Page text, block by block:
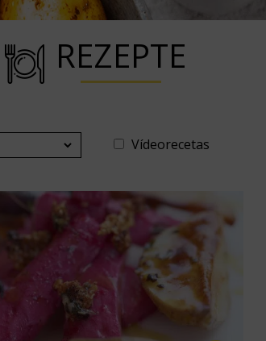
REZEPTE
Vídeorecetas